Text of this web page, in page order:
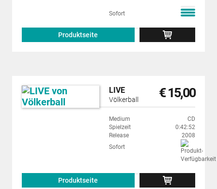
Sofort
Produktseite
LIVE
Völkerball € 15,00
Medium
CD
Spielzeit
0:42:52
Release
2008
Sofort
Produktseite